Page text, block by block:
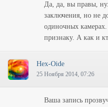
Да, да, вы правы,
заключения, но не
одиночных
признаку. А как и
Hex-Oide
25 Ноября 2014, 07:26
Ваша запись